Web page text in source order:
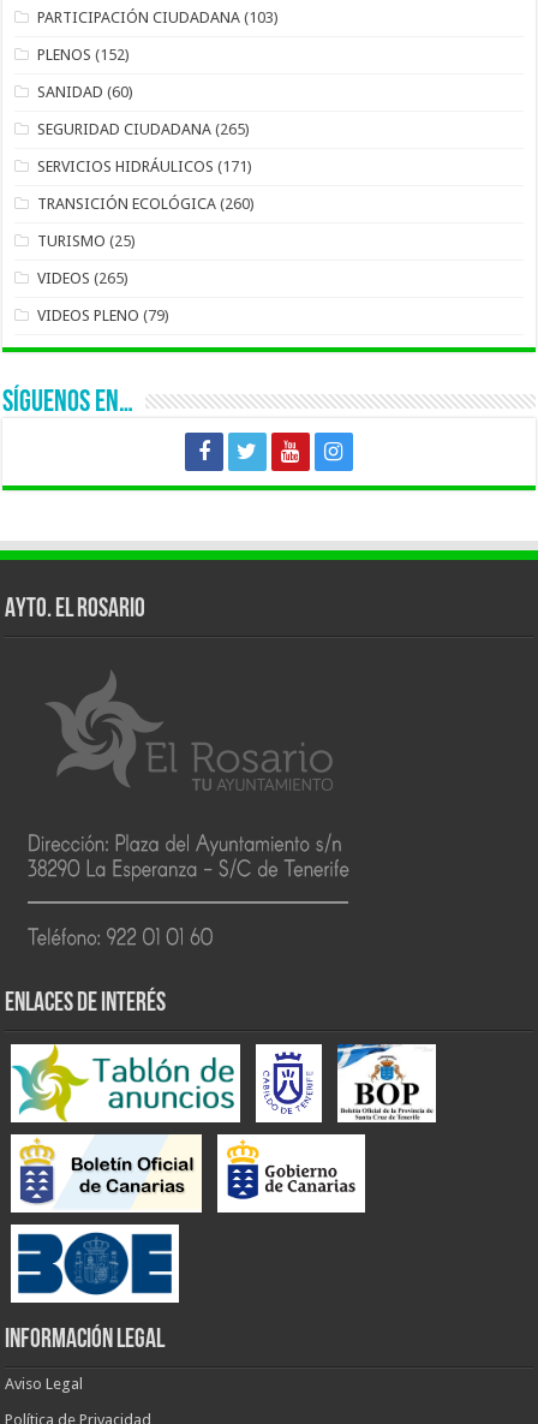
PARTICIPACIÓN CIUDADANA (103)
PLENOS (152)
SANIDAD (60)
SEGURIDAD CIUDADANA (265)
SERVICIOS HIDRÁULICOS (171)
TRANSICIÓN ECOLÓGICA (260)
TURISMO (25)
VIDEOS (265)
VIDEOS PLENO (79)
SÍGUENOS EN…
AYTO. EL ROSARIO
ENLACES DE INTERÉS
INFORMACIÓN LEGAL
Aviso Legal
Política de Privacidad